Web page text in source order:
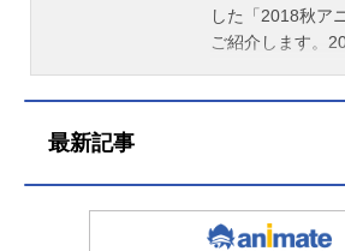
した「2018秋ア
ご紹介します。
最新記事